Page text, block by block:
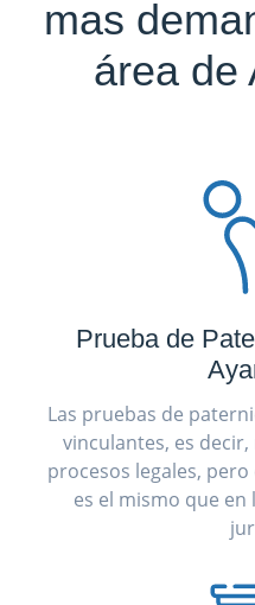
mas
área de
Prueba de
Las pruebas de
vinculantes, es
procesos legales,
es el mismo que en